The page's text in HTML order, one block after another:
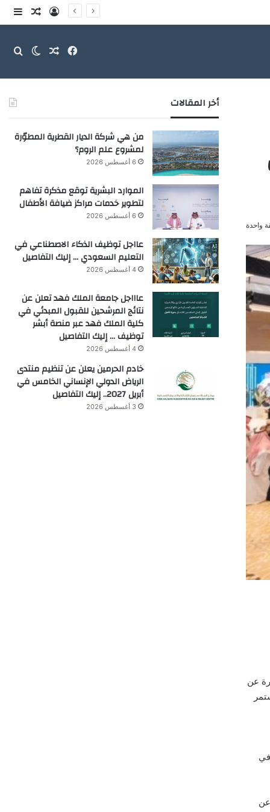
تسجيلمقال
فيسبوك
مقال الوضع
واحدة
العام الدراسي القادم لعام 2026، وهي عبارة عن
في
أخر المقالات
من هي شركة الديار القطرية المطوّرة
لمشروع علم الروم؟
6 أغسطس 2026
الموارد البشرية توقع مذكرة تفاهم
لتطوير خدمات مراكز ضيافة الأطفال
6 أغسطس 2026
عااجل توظيف الذكاء الاصطناعي في
التعليم السعودي … إليك التفاصيل
4 أغسطس 2026
عاااجل جامعة الملك فهد تعلن عن
نتائج المرشحين للقبول المبدئي في
كلية الملك فهد عبر منصة أبشر
توظيف … إليك التفاصيل
4 أغسطس 2026
خادم الحرمين يعلن عن تنظيم منتدى
الرياض الدولي الإنساني الخامس في
أبريل 2027.. إليك التفاصيل
3 أغسطس 2026